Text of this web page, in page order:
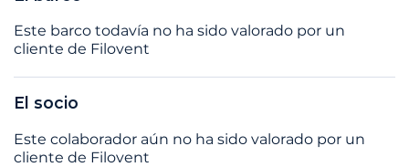
Este barco todavía no ha sido valorado por un
cliente de Filovent
El socio
Este colaborador aún no ha sido valorado por un
cliente de Filovent